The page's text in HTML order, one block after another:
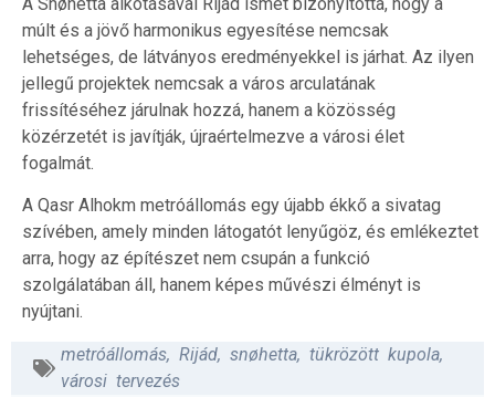
múlt és a jövő harmonikus egyesítése nemcsak
lehetséges, de látványos eredményekkel is járhat. Az ilyen
jellegű projektek nemcsak a város arculatának
frissítéséhez járulnak hozzá, hanem a közösség
közérzetét is javítják, újraértelmezve a városi élet
fogalmát.
A Qasr Alhokm metróállomás egy újabb ékkő a sivatag
szívében, amely minden látogatót lenyűgöz, és emlékeztet
arra, hogy az építészet nem csupán a funkció
szolgálatában áll, hanem képes művészi élményt is
nyújtani.
metróállomás, Rijád, snøhetta, tükrözött kupola,
városi tervezés